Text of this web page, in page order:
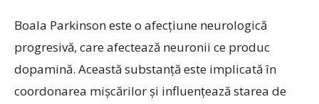
Boala Parkinson este o afecțiune neurologică
progresivă, care afectează neuronii ce produc
dopamină. Această substanță este implicată în
coordonarea mișcărilor și influențează starea de